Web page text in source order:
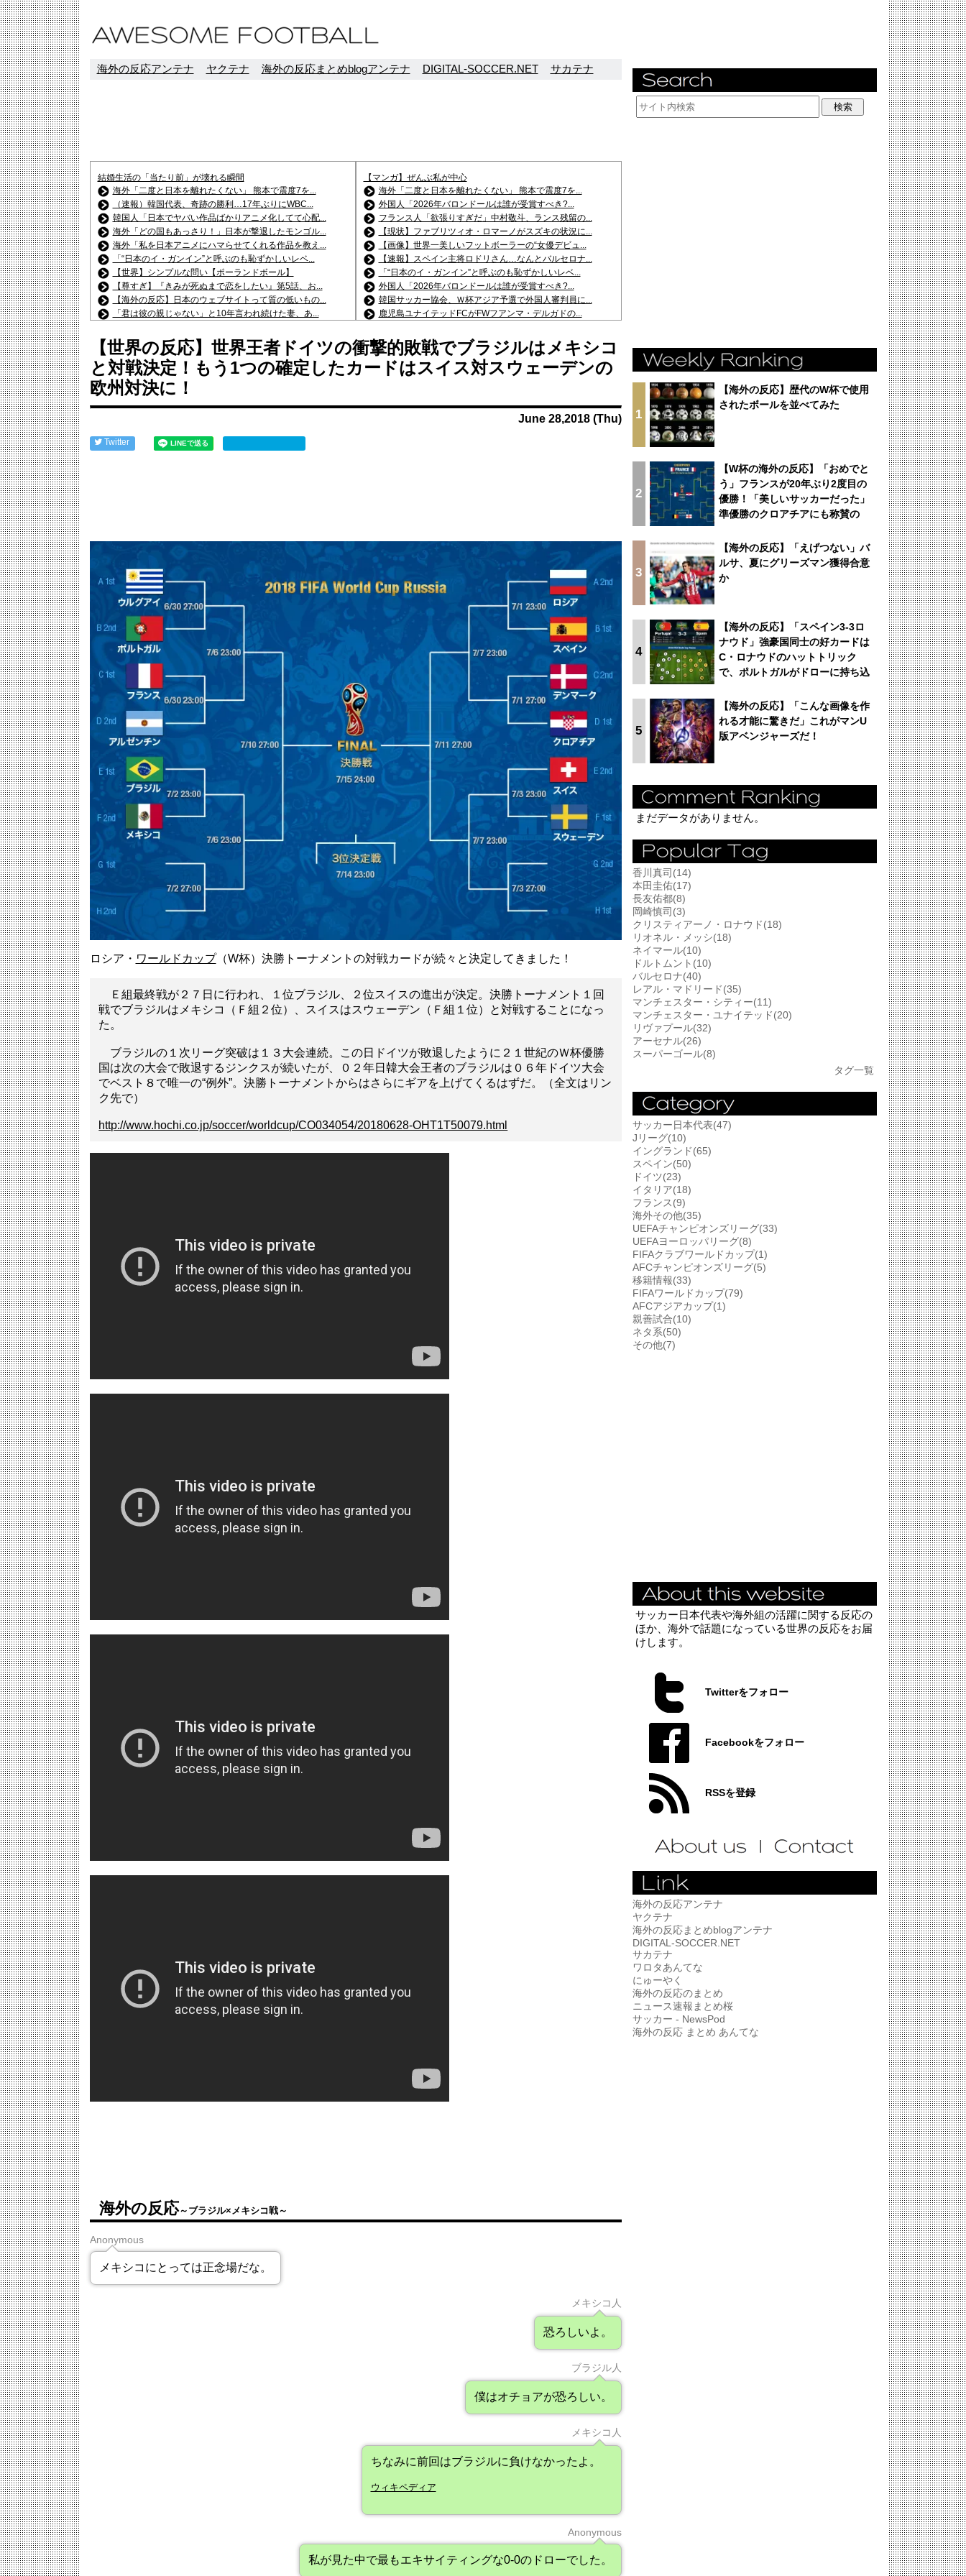
海外の反応アンテナ ヤクテナ 海外の反応まとめblogアンテナ DIGITAL-SOCCER.NET サカテナ
結婚生活の「当たり前」が壊れる瞬間
海外「二度と日本を離れたくない」 熊本で震度7を...
（速報）韓国代表、奇跡の勝利…17年ぶりにWBC...
韓国人「日本でヤバい作品ばかりアニメ化してて心配...
海外「どの国もあっさり！」日本が撃退したモンゴル...
海外「私を日本アニメにハマらせてくれる作品を教え...
「“日本のイ・ガンイン”と呼ぶのも恥ずかしいレベ...
【世界】シンプルな問い【ポーランドボール】
【尊すぎ】『きみが死ぬまで恋をしたい』第5話、お...
【海外の反応】日本のウェブサイトって質の低いもの...
「君は彼の親じゃない」と10年言われ続けた妻、あ...
海外「W杯は八百長だった」FIFA会長支持を表明...
【悲報】仙台育英のマネージャー、首をひねっただけ...
中国人「アジア大会に臨むサッカー日本U21代表の...
フランス人「欲張りすぎだ」中村敬斗、ランス残留の...
今季もタイトル獲得を目指すFC町田ゼルビア黒田剛...
【マンガ】ぜんぶ私が中心
海外「二度と日本を離れたくない」 熊本で震度7を...
外国人「2026年バロンドールは誰が受賞すべき?...
フランス人「欲張りすぎだ」中村敬斗、ランス残留の...
【現状】ファブリツィオ・ロマーノがスズキの状況に...
【画像】世界一美しいフットボーラーの“女優デビュ...
【速報】スペイン主将ロドリさん…なんとバルセロナ...
「“日本のイ・ガンイン”と呼ぶのも恥ずかしいレベ...
外国人「2026年バロンドールは誰が受賞すべき?...
韓国サッカー協会、Ｗ杯アジア予選で外国人審判員に...
鹿児島ユナイテッドFCがFWフアンマ・デルガドの...
今季もタイトル獲得を目指すFC町田ゼルビア黒田剛...
...
...
【世界の反応】世界王者ドイツの衝撃的敗戦でブラジルはメキシコ
と対戦決定！もう1つの確定したカードはスイス対スウェーデンの
欧州対決に！
June 28,2018 (Thu)
Twitter
ロシア・ ワールドカップ（W杯）決勝トーナメントの対戦カードが続々と決定してきました！
Ｅ組最終戦が２７日に行われ、１位ブラジル、２位スイスの進出が決定。決勝トーナメント１回
戦でブラジルはメキシコ（Ｆ組２位）、スイスはスウェーデン（Ｆ組１位）と対戦することになっ
た。
ブラジルの１次リーグ突破は１３大会連続。この日ドイツが敗退したように２１世紀のＷ杯優勝
国は次の大会で敗退するジンクスが続いたが、０２年日韓大会王者のブラジルは０６年ドイツ大会
でベスト８で唯一の“例外”。決勝トーナメントからはさらにギアを上げてくるはずだ。（全文はリン
ク先で）
http://www.hochi.co.jp/soccer/worldcup/CO034054/20180628-OHT1T50079.html
海外の反応～ブラジル×メキシコ戦～
Anonymous
メキシコにとっては正念場だな。
メキシコ人
恐ろしいよ。
ブラジル人
僕はオチョアが恐ろしい。
メキシコ人
ちなみに前回はブラジルに負けなかったよ。
ウィキペディア
Anonymous
私が見た中で最もエキサイティングな0-0のドローでした。
1
【海外の反応】歴代のW杯で使用
されたボールを並べてみた
2
【W杯の海外の反応】「おめでと
う」フランスが20年ぶり2度目の
優勝！「美しいサッカーだった」
準優勝のクロアチアにも称賛の
3
【海外の反応】「えげつない」バ
ルサ、夏にグリーズマン獲得合意
か
4
【海外の反応】「スペイン3-3ロ
ナウド」強豪国同士の好カードは
C・ロナウドのハットトリック
で、ポルトガルがドローに持ち込
5
【海外の反応】「こんな画像を作
れる才能に驚きだ」これがマンU
版アベンジャーズだ！
まだデータがありません。
香川真司(14)
本田圭佑(17)
長友佑都(8)
岡崎慎司(3)
クリスティアーノ・ロナウド(18)
リオネル・メッシ(18)
ネイマール(10)
ドルトムント(10)
バルセロナ(40)
レアル・マドリード(35)
マンチェスター・シティー(11)
マンチェスター・ユナイテッド(20)
リヴァプール(32)
アーセナル(26)
スーパーゴール(8)
タグ一覧
サッカー日本代表(47)
Jリーグ(10)
イングランド(65)
スペイン(50)
ドイツ(23)
イタリア(18)
フランス(9)
海外その他(35)
UEFAチャンピオンズリーグ(33)
UEFAヨーロッパリーグ(8)
FIFAクラブワールドカップ(1)
AFCチャンピオンズリーグ(5)
移籍情報(33)
FIFAワールドカップ(79)
AFCアジアカップ(1)
親善試合(10)
ネタ系(50)
その他(7)
サッカー日本代表や海外組の活躍に関する反応の
ほか、海外で話題になっている世界の反応をお届
けします。
Twitterをフォロー
Facebookをフォロー
RSSを登録
海外の反応アンテナ
ヤクテナ
海外の反応まとめblogアンテナ
DIGITAL-SOCCER.NET
サカテナ
ワロタあんてな
にゅーやく
海外の反応のまとめ
ニュース速報まとめ桜
サッカー - NewsPod
海外の反応 まとめ あんてな